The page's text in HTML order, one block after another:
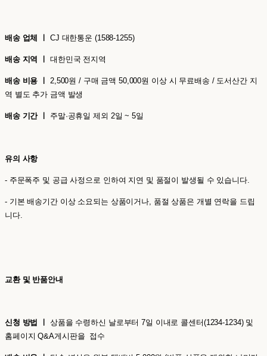
배송 업체 ㅣ CJ 대한통운 (1588-1255)
배송 지역 ㅣ 대한민국 전지역
배송 비용 ㅣ 2,500원 / 구매 금액 50,000원 이상 시 무료배송 / 도서산간 지
역 별도 추가 금액 발생
배송 기간 ㅣ 주말·공휴일 제외 2일 ~ 5일
유의 사항
- 주문폭주 및 공급 사정으로 인하여 지연 및 품절이 발생될 수 있습니다.
- 기본 배송기간 이상 소요되는 상품이거나, 품절 상품은 개별 연락을 드립
니다.
교환 및 반품안내
신청 방법 ㅣ 상품을 수령하신 날로부터 7일 이내로 콜센터(1234-1234) 및
홈페이지 Q&A게시판을 접수